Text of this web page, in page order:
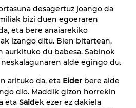
desagertuz joango da
bizi duen egoeraren
eta bere anaiarekiko
izango ditu. Bien bitartean,
aurkituko du babesa. Sabinok
alde egingo du.
arituko da, eta Eider bere alde
dio. Maddik gizon horrekin
eta Saidek ezer ez dakiela